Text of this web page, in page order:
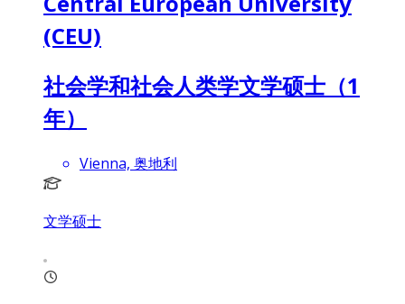
(CEU)
社会学和社会人类学文学硕士（1
年）
Vienna, 奥地利
文学硕士